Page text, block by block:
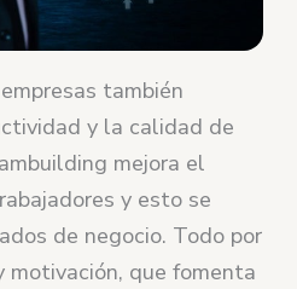
también
y la calidad de
mejora el
y esto se
de negocio. Todo por
motivación, que fomenta